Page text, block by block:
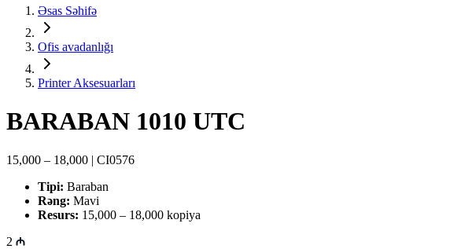
Əsas Səhifə
Ofis avadanlığı
Printer Aksesuarları
BARABAN 1010 UTC
15,000 – 18,000 | CI0576
Tipi: Baraban
Rəng: Mavi
Resurs: 15,000 – 18,000 kopiya
2